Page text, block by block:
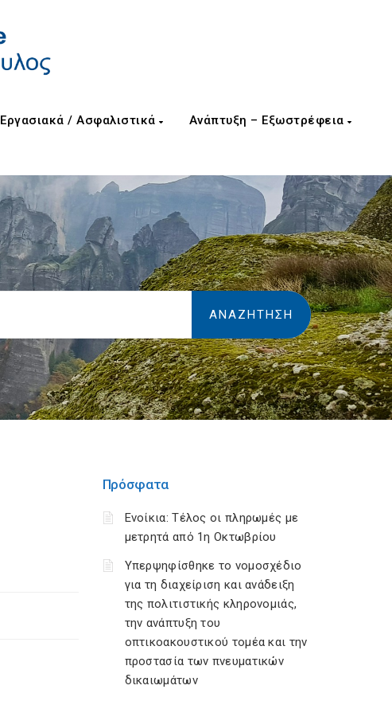
Εργασιακά / Ασφαλιστικά Ανάπτυξη – Εξωστρέφεια
Πρόσφατα
Ενοίκια: Τέλος οι πληρωμές με
μετρητά από 1η Οκτωβρίου
Υπερψηφίσθηκε το νομοσχέδιο
για τη διαχείριση και ανάδειξη
της πολιτιστικής κληρονομιάς,
την ανάπτυξη του
οπτικοακουστικού τομέα και την
προστασία των πνευματικών
δικαιωμάτων